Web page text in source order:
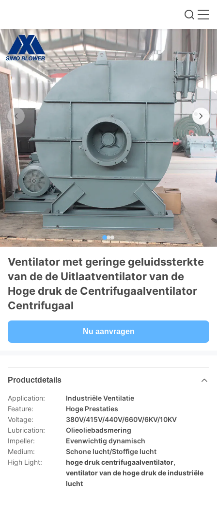
Ventilator met geringe geluidssterkte
van de de Uitlaatventilator van de
Hoge druk de Centrifugaalventilator
Centrifugaal
Nu aanvragen
Productdetails
Application:
Industriële Ventilatie
Feature:
Hoge Prestaties
Voltage:
380V/415V/440V/660V/6KV/10KV
Lubrication:
Olieoliebadsmering
Impeller:
Evenwichtig dynamisch
Medium:
Schone lucht/Stoffige lucht
High Light:
hoge druk centrifugaalventilator,
ventilator van de hoge druk de industriële
lucht